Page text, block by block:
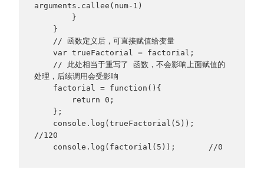
arguments.callee(num-1)
处理，后续调用会受影响
//120
    console.log(factorial(5));       //0